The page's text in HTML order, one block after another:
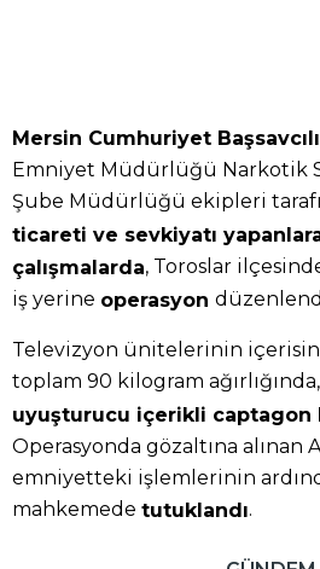
Mersin Cumhuriyet
Emniyet Müdürlüğü Narkotik
Şube Müdürlüğü ekipleri
ticareti ve sevkiyatı
çalışmalarda, Toroslar
iş yerine operasyon
Televizyon ünitelerinin
toplam 90 kilogram
uyuşturucu içerikli captagon
Operasyonda gözaltına alınan
emniyetteki işlemlerinin
mahkemede tutuklandı.